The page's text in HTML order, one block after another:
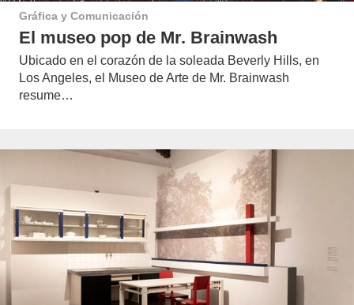
Gráfica y Comunicación
El museo pop de Mr. Brainwash
Ubicado en el corazón de la soleada Beverly Hills, en
Los Angeles, el Museo de Arte de Mr. Brainwash
resume…